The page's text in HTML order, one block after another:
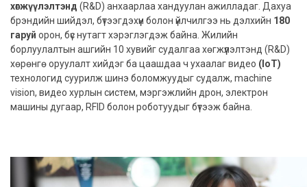
хөгжүүлэлтэнд (R&D) анхаарлаа хандуулан ажилладаг. Дахуа
брэндийн шийдэл, бүтээгдэхүүн болон үйлчилгээ нь дэлхийн 180
гаруй орон, бүс нутагт хэрэглэгдэж байна. Жилийн
борлуулалтын ашгийн 10 хувийг судалгаа хөгжүүлэлтэнд (R&D)
хөрөнгө оруулалт хийдэг ба цаашдаа ч ухаалаг видео (IoT)
технологид суурилж шинэ боломжуудыг судалж, machine
vision, видео хурлын систем, мэргэжлийн дрон, электрон
машины дугаар, RFID болон роботуудыг бүтээж байна.